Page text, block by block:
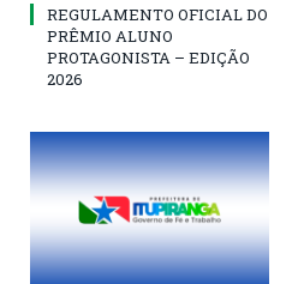
REGULAMENTO OFICIAL DO
PRÊMIO ALUNO
PROTAGONISTA – EDIÇÃO
2026